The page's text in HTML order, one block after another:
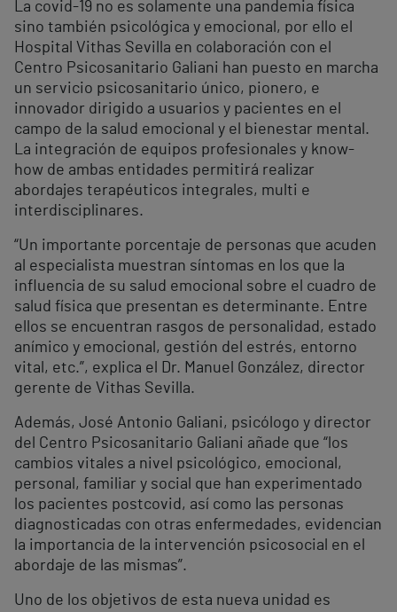
La covid-19 no es solamente una pandemia física
sino también psicológica y emocional, por ello el
Hospital Vithas Sevilla en colaboración con el
Centro Psicosanitario Galiani han puesto en marcha
un servicio psicosanitario único, pionero, e
innovador dirigido a usuarios y pacientes en el
campo de la salud emocional y el bienestar mental.
La integración de equipos profesionales y know-
how de ambas entidades permitirá realizar
abordajes terapéuticos integrales, multi e
interdisciplinares.
“Un importante porcentaje de personas que acuden
al especialista muestran síntomas en los que la
influencia de su salud emocional sobre el cuadro de
salud física que presentan es determinante. Entre
ellos se encuentran rasgos de personalidad, estado
anímico y emocional, gestión del estrés, entorno
vital, etc.”, explica el Dr. Manuel González, director
gerente de Vithas Sevilla.
Además, José Antonio Galiani, psicólogo y director
del Centro Psicosanitario Galiani añade que “los
cambios vitales a nivel psicológico, emocional,
personal, familiar y social que han experimentado
los pacientes postcovid, así como las personas
diagnosticadas con otras enfermedades, evidencian
la importancia de la intervención psicosocial en el
abordaje de las mismas”.
Uno de los objetivos de esta nueva unidad es